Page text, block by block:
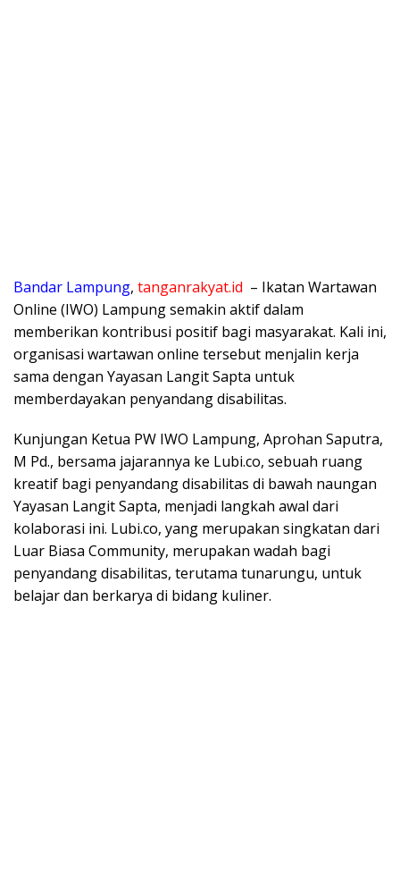
Bandar Lampung, tanganrakyat.id – Ikatan Wartawan
Online (IWO) Lampung semakin aktif dalam
memberikan kontribusi positif bagi masyarakat. Kali ini,
organisasi wartawan online tersebut menjalin kerja
sama dengan Yayasan Langit Sapta untuk
memberdayakan penyandang disabilitas.
Kunjungan Ketua PW IWO Lampung, Aprohan Saputra,
M Pd., bersama jajarannya ke Lubi.co, sebuah ruang
kreatif bagi penyandang disabilitas di bawah naungan
Yayasan Langit Sapta, menjadi langkah awal dari
kolaborasi ini. Lubi.co, yang merupakan singkatan dari
Luar Biasa Community, merupakan wadah bagi
penyandang disabilitas, terutama tunarungu, untuk
belajar dan berkarya di bidang kuliner.